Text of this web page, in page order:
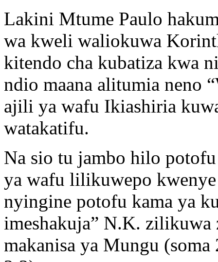
Lakini Mtume Paulo
wa kweli waliokuwa
kitendo cha kubatiza kwa
ndio maana alitumia neno
ajili ya wafu Ikiashiria
watakatifu.
Na sio tu jambo hilo
ya wafu lilikuwepo
nyingine potofu kama ya
imeshakuja” N.K.
makanisa ya Mungu